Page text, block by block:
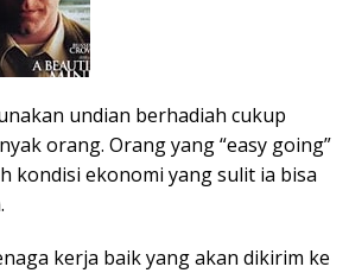
undian berhadiah cukup
orang. Orang yang “easy going”
kondisi ekonomi yang sulit ia bisa
kerja baik yang akan dikirim ke